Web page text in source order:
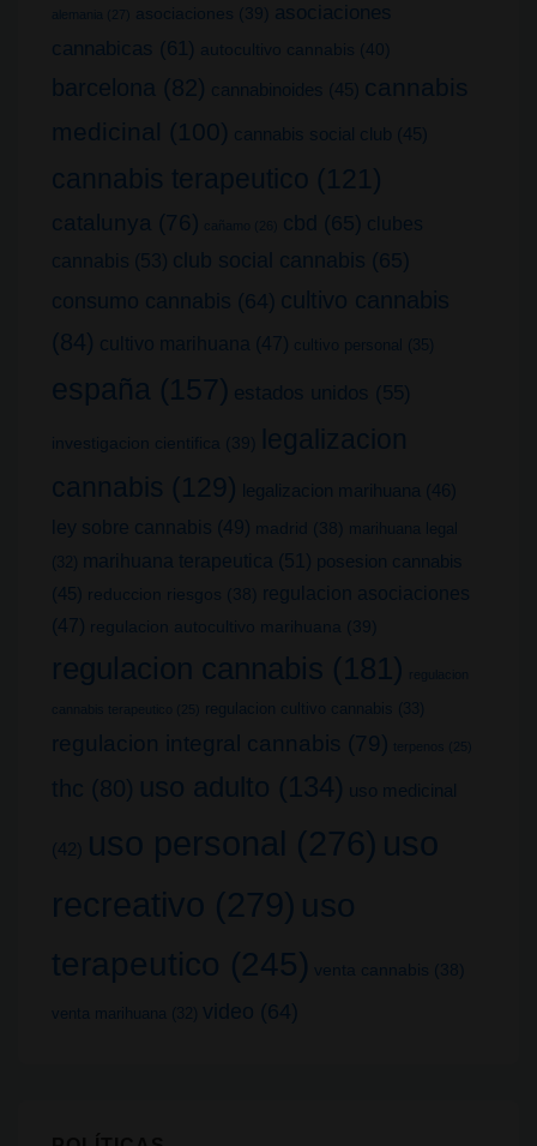
alemania (27) asociaciones (39)
asociaciones
cannabicas (61) autocultivo cannabis (40)
barcelona (82) cannabinoides (45) cannabis
medicinal (100) cannabis social club (45)
cannabis terapeutico (121)
catalunya (76) cañamo (26) cbd (65) clubes
cannabis (53) club social cannabis (65)
consumo cannabis (64) cultivo cannabis
(84) cultivo marihuana (47) cultivo personal (35)
españa (157) estados unidos (55)
investigacion cientifica (39)
legalizacion
cannabis (129) legalizacion marihuana (46)
ley sobre cannabis (49) madrid (38)
marihuana legal
(32)
marihuana terapeutica (51) posesion cannabis
(45) reduccion riesgos (38)
regulacion asociaciones
(47) regulacion autocultivo marihuana (39)
regulacion cannabis (181) regulacion
cannabis terapeutico (25) regulacion cultivo cannabis (33)
regulacion integral cannabis (79) terpenos (25)
thc (80) uso adulto (134) uso medicinal
(42) uso personal (276) uso
recreativo (279) uso
terapeutico (245) venta cannabis (38)
venta marihuana (32) video (64)